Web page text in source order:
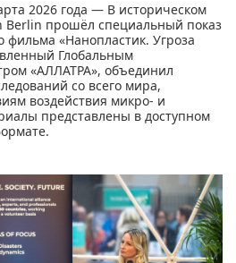
2026 года — В историческом
Berlin прошёл специальный показ
фильма «Нанопластик. Угроза
Глобальным
«АЛЛАТРА», объединил
со всего мира,
воздействия микро- и
представлены в доступном